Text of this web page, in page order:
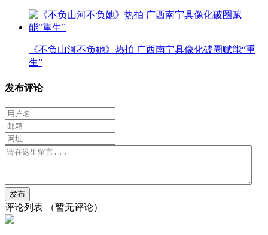
《不负山河不负她》热拍 广西南宁具像化破圈赋能“重
生”
发布评论
评论列表 （暂无评论）